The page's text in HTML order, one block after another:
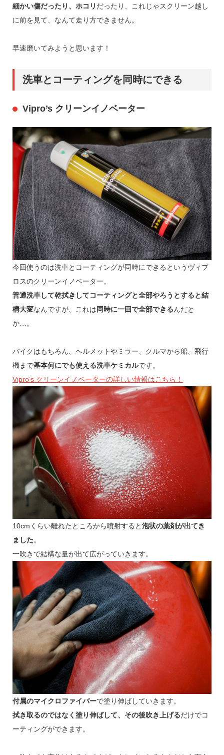
細かい傷だったり、ホコリ だったり、これじゃスクリーン越し
に前を見て、なんて走り方できません。
早速磨いてみようと思います！
洗車とコーティングを同時にできる
Vipro’s クリーンイノベーター
今回使うのは洗車とコーティングが同時にできるというヴィプ
ロスのクリーンイノベーター。
普通洗車して乾拭きしてコーティングと全部やろうとすると結
構大変なんですが、これは同時に一回で全部できるんだと
か…。
バイクはもちろん、ヘルメットやミラー、クルマから船、飛行
機まで基本何にでも使える洗車ケミカルです。
Vipro’s クリーンイノベーターの詳しい情報はこちら！
10cmくらい離れたところから噴射すると泡状の薬剤が出てき
ました。
一吹きで結構な量が出て広がっていきます。
付属のマイクロファイバーで塗り伸ばしていきます。
拭き取るのではなく塗り伸ばして、その後吹き上げるだけでコ
ーティングができます。